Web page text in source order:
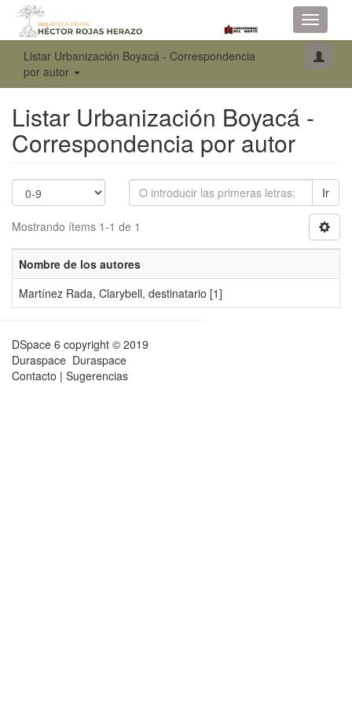
Toggle
Listar Urbanización Boyacá - Correspondencia
por autor
Listar Urbanización Boyacá -
Correspondencia por autor
Ir
Mostrando ítems 1-1 de 1
Nombre de los autores
Martínez Rada, Clarybell, destinatario [1]
DSpace 6 copyright © 2019
Duraspace Duraspace
Contacto | Sugerencias